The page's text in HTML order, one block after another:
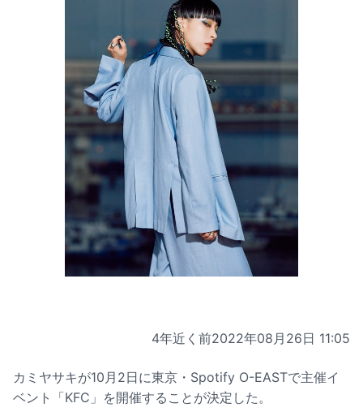
4年近く前2022年08月26日 11:05
カミヤサキが10月2日に東京・Spotify O-EASTで主催イ
ベント「KFC」を開催することが決定した。